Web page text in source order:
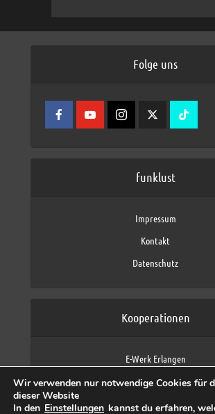
Folge uns
funklust
Impressum
Kontakt
Datenschutz
Kooperationen
E-Werk Erlangen
Fraunhofer IIS
max neo (AFK max)
Wir verwenden nur notwendige Cookies für
dieser Website
In den Einstellungen kannst du erfahren,